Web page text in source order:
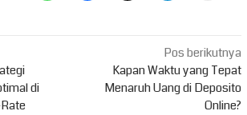
di
Pos berikutnya
Kapan Waktu yang Tepat
Menaruh Uang di Deposito
Online?